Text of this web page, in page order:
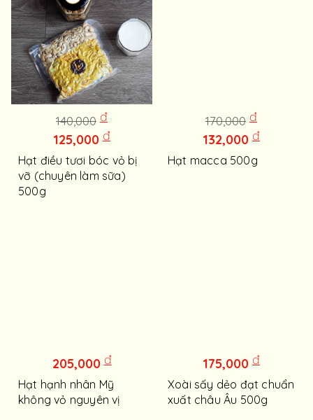
140,000 đ
125,000 đ
Hạt điều tươi bóc vỏ bị
vỡ (chuyên làm sữa)
500g
170,000 đ
132,000 đ
Hạt macca 500g
205,000 đ
Hạt hạnh nhân Mỹ
không vỏ nguyên vị
175,000 đ
Xoài sấy dẻo đạt chuẩn
xuất châu Âu 500g